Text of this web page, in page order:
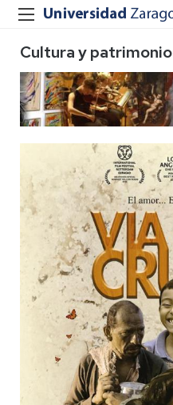
Cultura y patrimonio